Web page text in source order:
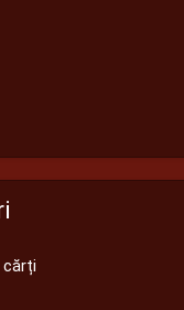
cărți